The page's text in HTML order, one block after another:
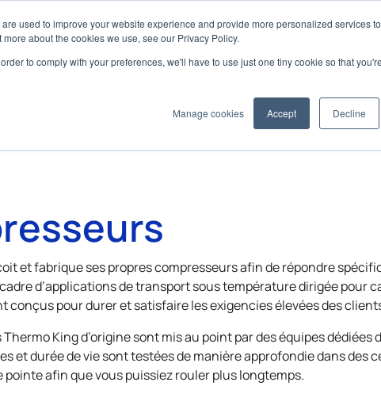
used to improve your website experience and provide more personalized services to
about the cookies we use, see our Privacy Policy.
to comply with your preferences, we'll have to use just one tiny cookie so that you're
Manage cookies Accept Decline
TechnologiesServicesApplications
et fabrique ses propres compresseurs afin de répondre
d’applications de transport sous température dirigée pour
conçus pour durer et satisfaire les exigencies élevées des
Thermo Kingd’origine sont mis au point par des équipes dédiées
et durée de vie sont testées de manière approfondie dans des
pointe afin que vous puissiez rouler plus longtemps.